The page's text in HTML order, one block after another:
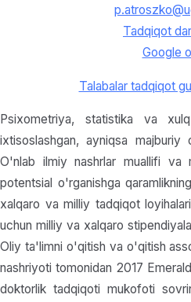
Tadqiqot
Google
Talabalar tadqiqot
Psixometriya, statistika va
ixtisoslashgan, ayniqsa majburiy
O'nlab ilmiy nashrlar muallifi va
potentsial o'rganishga
xalqaro va milliy tadqiqot
uchun milliy va xalqaro
Oliy ta'limni o'qitish va o'qitish
nashriyoti tomonidan 2017
doktorlik tadqiqoti mukofoti